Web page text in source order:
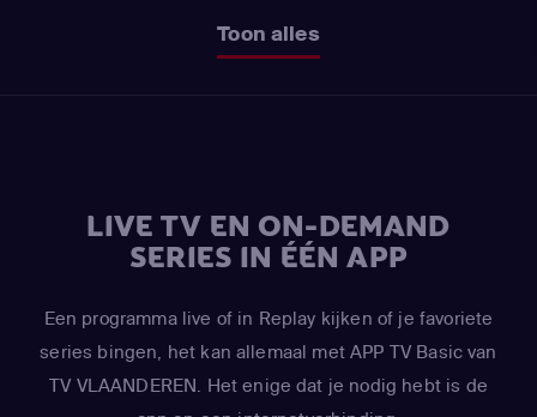
Toon alles
LIVE TV EN ON-DEMAND
SERIES IN ÉÉN APP
Een programma live of in Replay kijken of je favoriete
series bingen, het kan allemaal met APP TV Basic van
TV VLAANDEREN. Het enige dat je nodig hebt is de